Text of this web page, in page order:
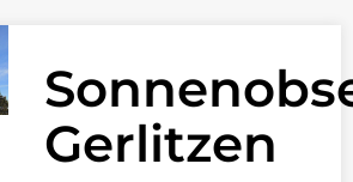
Gerlitzen